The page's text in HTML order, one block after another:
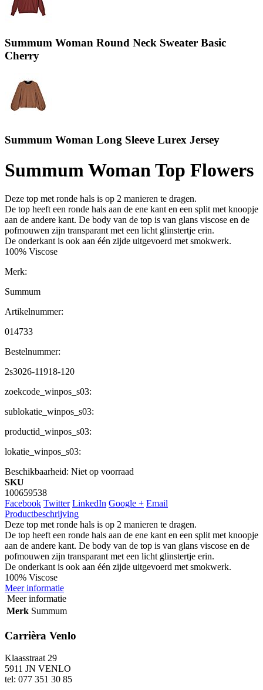
Summum Woman Round Neck Sweater Basic
Cherry
Summum Woman Long Sleeve Lurex Jersey
Summum Woman Top Flowers
Deze top met ronde hals is op 2 manieren te dragen.
De top heeft een ronde hals aan de ene kant en een split met knoopje
aan de andere kant. De body van de top is van glans viscose en de
pofmouwen zijn transparant met een licht glinstertje erin.
De onderkant is ook aan één zijde uitgevoerd met smokwerk.
100% Viscose
Merk:
Summum
Artikelnummer:
014733
Bestelnummer:
2s3026-11918-120
zoekcode_winpos_s03:
sublokatie_winpos_s03:
productid_winpos_s03:
lokatie_winpos_s03:
Beschikbaarheid: Niet op voorraad
SKU
100659538
Facebook Twitter LinkedIn Google + Email
Productbeschrijving
Deze top met ronde hals is op 2 manieren te dragen.
De top heeft een ronde hals aan de ene kant en een split met knoopje
aan de andere kant. De body van de top is van glans viscose en de
pofmouwen zijn transparant met een licht glinstertje erin.
De onderkant is ook aan één zijde uitgevoerd met smokwerk.
100% Viscose
Meer informatie
Meer informatie
Merk Summum
Carrièra Venlo
Klaasstraat 29
5911 JN VENLO
tel: 077 351 30 85